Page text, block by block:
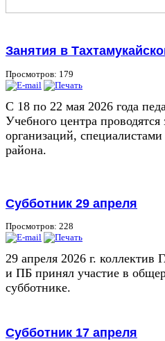
Занятия в
Просмотров: 179
С 18 по 22 мая 2026 года
Учебного центра проводятся
организаций,
района.
Субботник 29 апреля
Просмотров: 228
29 апреля 2026 г.
и ПБ принял участие в
субботнике.
Субботник 17 апреля